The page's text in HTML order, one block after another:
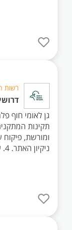
רשות
ניקיון האתר. 4. עזרה בנושאי בטיחות, ביטחון ו...